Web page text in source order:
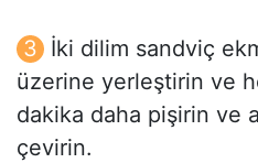
İki dilim sandviç
üzerine yerleştirin ve
dakika daha pişirin ve
çevirin.